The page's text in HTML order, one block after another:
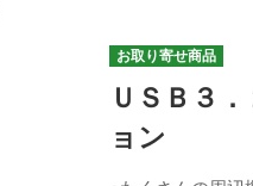
お取り寄せ商品
ＵＳＢ３
ョン